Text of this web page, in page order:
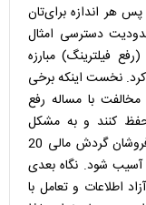
پس هر اندازه برای‌تان
دسترسی امثال
فیلترینگ) مبارزه
کرد. نخست اینکه برخی
با مساله رفع
حفظ کنند و به مشکل
نخورند. چرا که کاسبان فیلترینگ و فیلترشکن‌فروشان گردش مالی 20
شود. نگاه بعدی
اطلاعات و تعامل با